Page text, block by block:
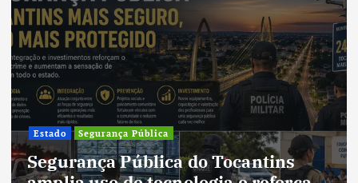
Cultura
Cultura do Tocantins preserva
tradições e fortalece identidade de